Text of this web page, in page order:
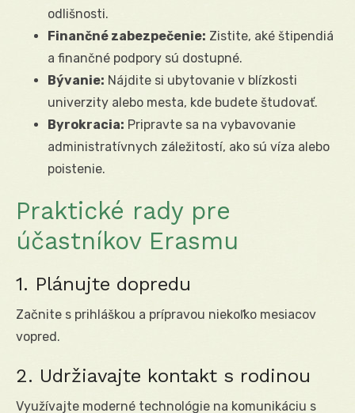
odlišnosti.
Finančné zabezpečenie: Zistite, aké štipendiá
a finančné podpory sú dostupné.
Bývanie: Nájdite si ubytovanie v blízkosti
univerzity alebo mesta, kde budete študovať.
Byrokracia: Pripravte sa na vybavovanie
administratívnych záležitostí, ako sú víza alebo
poistenie.
Praktické rady pre
účastníkov Erasmu
1. Plánujte dopredu
Začnite s prihláškou a prípravou niekoľko mesiacov
vopred.
2. Udržiavajte kontakt s rodinou
Využívajte moderné technológie na komunikáciu s